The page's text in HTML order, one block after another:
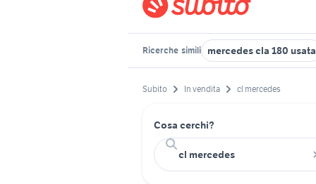
Ricerche simili mercedes cla 180 usata
Subito In vendita cl mercedes
Cosa cerchi?